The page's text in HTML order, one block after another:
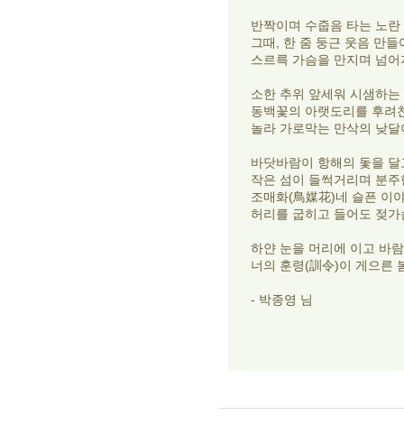
반짝이며 수줍음 타는 노란
그때, 한 줌 둥근 웃음 만들
스르륵 가슴을 만지며 넘
소한 추위 앞세워 시샘하는
동백꽃의 아랫도리를 후려
놀라 가로막는 만삭의 낮
바닷바람이 항해의 돛을 달
작은 섬이 들썩거리며 분
조매화(鳥媒花)네 슬픈 이
허리를 굽히고 들어도 젖
하얀 눈을 머리에 이고 바
너의 훈령(訓令)이 게으른
- 박종영 님